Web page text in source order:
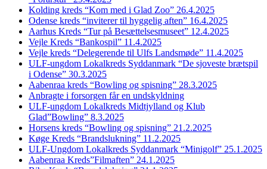
Kolding kreds “Kom med i Glad Zoo” 26.4.2025
Odense kreds “inviterer til hyggelig aften” 16.4.2025
Aarhus Kreds “Tur på Besættelsesmuseet” 12.4.2025
Vejle Kreds “Bankospil” 11.4.2025
Vejle kreds “Delegerende til Ulfs Landsmøde” 11.4.2025
ULF-ungdom Lokalkreds Syddanmark “De sjoveste brætspil
i Odense” 30.3.2025
Aabenraa kreds “Bowling og spisning” 28.3.2025
Anbragte i forsorgen får en undskyldning
ULF-ungdom Lokalkreds Midtjylland og Klub
Glad”Bowling” 8.3.2025
Horsens kreds “Bowling og spisning” 21.2.2025
Køge Kreds “Brandslukning” 11.2.2025
ULF-Ungdom Lokalkreds Syddanmark “Minigolf” 25.1.2025
Aabenraa Kreds”Filmaften” 24.1.2025